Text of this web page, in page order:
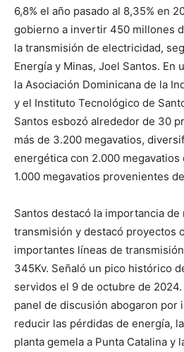
6,8% el año pasado al 8,35% en
gobierno a invertir 450 millones
la transmisión de electricidad,
Energía y Minas, Joel Santos. En
la Asociación Dominicana de la
y el Instituto Tecnológico de
Santos esbozó alrededor de 30
más de 3.200 megavatios,
energética con 2.000
1.000 megavatios provenientes
Santos destacó la importancia
transmisión y destacó proyectos
importantes líneas de
345Kv. Señaló un pico histórico
servidos el 9 de octubre de
panel de discusión abogaron por
reducir las pérdidas de energía,
planta gemela a Punta Catalina y